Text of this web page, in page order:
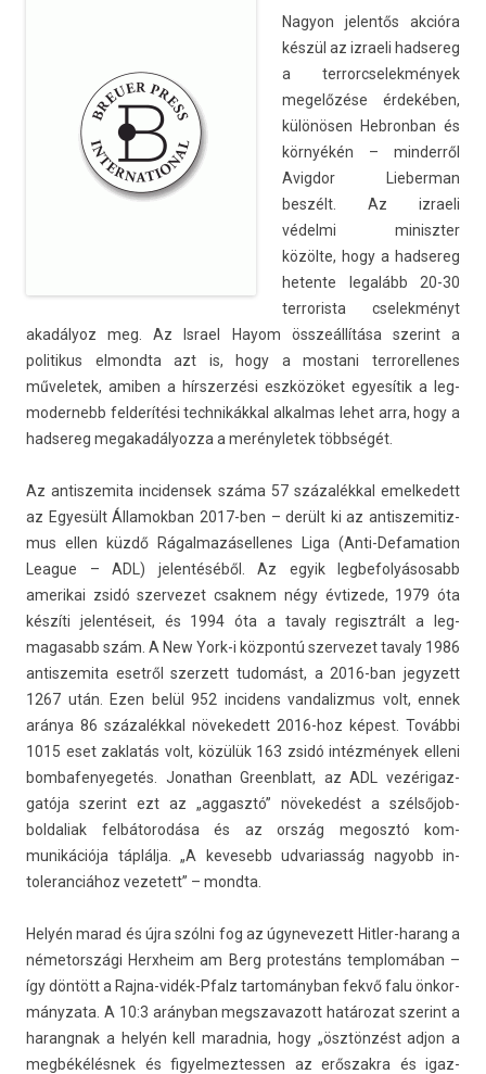
Nagyon jelen­tős akcióra
készül az iz­raeli had­sereg
a ter­rorcselek­mények
megelőzése érdekében,
különösen Heb­ronban és
környékén – min­derről
Avig­dor Li­eber­man
beszélt. Az iz­raeli
védelmi miniszt­er
közölte, hogy a had­sereg
heten­te legalább 20-30
ter­roris­ta cselek­ményt
akadályoz meg. Az Is­rael Hayom összeállítása szerint a
politikus el­mondta azt is, hogy a mos­tani ter­rorel­lenes
műveletek, amib­en a hírszer­zési eszközöket egyesítik a leg­
moder­nebb fel­derítési tech­nikákk­al al­kal­mas lehet arra, hogy a
had­sereg megakadályoz­za a merényletek többségét.
Az anti­szemita in­ciden­sek száma 57 százalékkal em­el­kedett
az Egyesült Államok­ban 2017-ben – derült ki az anti­szemitiz­
mus ellen küzdő Rágal­mazásel­lenes Liga (Anti-Defamation
League – ADL) jelen­téséből. Az egyik leg­befolyásosabb
amerikai zsidó szer­vezet csak­nem négy évtizede, 1979 óta
készíti jelen­téseit, és 1994 óta a tava­ly re­gisztrált a leg­
magasabb szám. A New York-i központú szer­vezet tava­ly 1986
anti­szemita esetről szer­zett tudomást, a 2016-ban jegyzett
1267 után. Ezen belül 952 in­cidens van­daliz­mus volt, ennek
aránya 86 százalékkal növekedett 2016-hoz képest. További
1015 eset zak­latás volt, közülük 163 zsidó intézmények el­leni
bom­bafenyegetés. Jonat­han Greenblatt, az ADL vezérigaz­
gatója szerint ezt az „ag­gasztó” növekedést a szél­sőjob­
boldaliak felbátorodása és az ország megosztó kom­
munikációja táplálja. „A kevesebb ud­varias­ság nagyobb in­
toleran­ciához vezetett” – mondta.
Helyén marad és újra szólni fog az úgynevezett Hitler-harang a
németországi Herxheim am Berg pro­tes­táns templomában –
így döntött a Rajna-vidék-Pfalz tar­tományban fekvő falu önkor­
mányzata. A 10:3 arányban megszavazott határozat szerint a
harangnak a helyén kell marad­nia, hogy „ösztönzést adjon a
megbékélésnek és figyel­meztess­en az erős­zakra és igaz­